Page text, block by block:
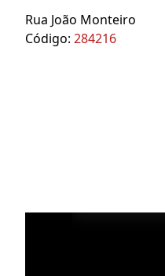
Rua João Monteiro
Código: 284216